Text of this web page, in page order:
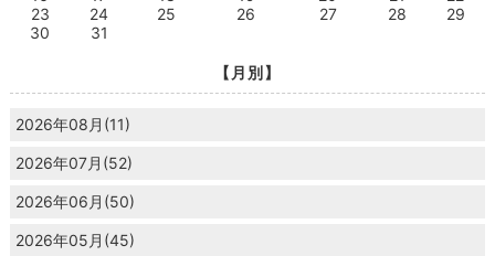
23
24 25 26 27 28
29
30
31
【月別】
2026年08月(11)
2026年07月(52)
2026年06月(50)
2026年05月(45)